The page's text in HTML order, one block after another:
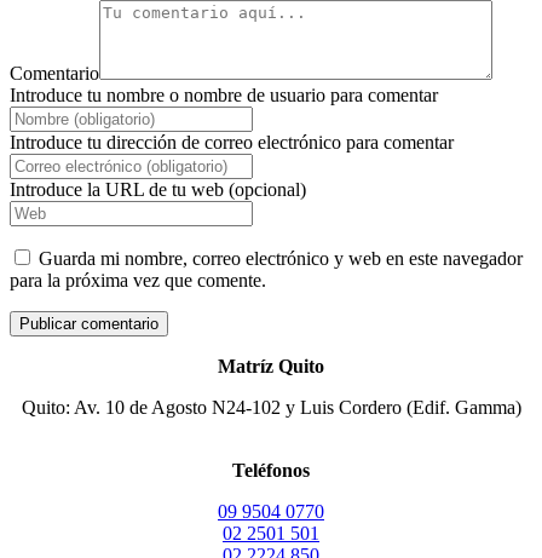
Comentario
Introduce tu nombre o nombre de usuario para comentar
Introduce tu dirección de correo electrónico para comentar
Introduce la URL de tu web (opcional)
Guarda mi nombre, correo electrónico y web en este navegador
para la próxima vez que comente.
Matríz Quito
Quito: Av. 10 de Agosto N24-102 y Luis Cordero (Edif. Gamma)
Teléfonos
09 9504 0770
02 2501 501